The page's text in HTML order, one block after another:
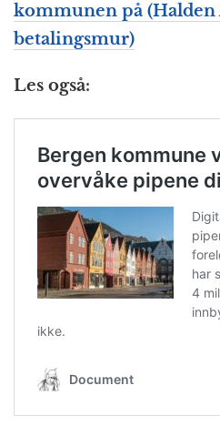
kommunen på
betalingsmur)
Les også: